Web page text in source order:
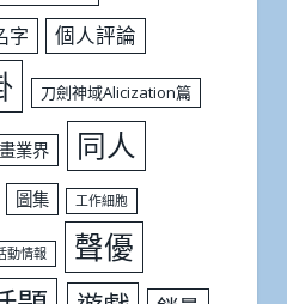
字 個人評論
刀劍神域Alicization篇
業界 同人
圖集 工作細胞
動情報 聲優